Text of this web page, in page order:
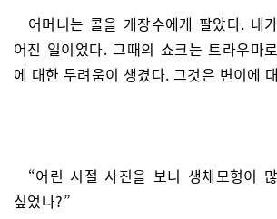
어머니는 콜을 개장수에게 팔았다. 내
어진 일이었다. 그때의 쇼크는 트라우마
에 대한 두려움이 생겼다. 그것은 변이에
“어린 시절 사진을 보니 생체모형이
싶었나?”